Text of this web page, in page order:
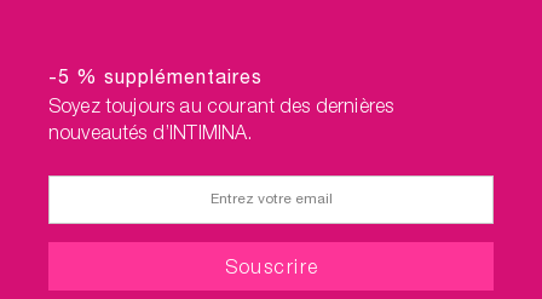
-5 % supplémentaires
Soyez toujours au courant des dernières
nouveautés d’INTIMINA.